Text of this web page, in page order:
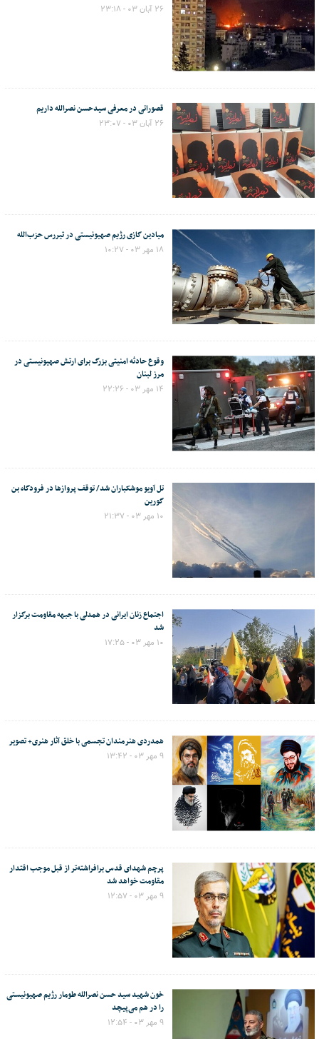
۲۶ آبان ۰۳ - ۲۳:۱۸
قصوراتی در معرفی سیدحسن نصرالله داریم
۲۶ آبان ۰۳ - ۲۳:۰۷
میادین گازی رژیم صهیونیستی در تیررس حزب‌الله
۱۸ مهر ۰۳ - ۱۰:۲۷
وقوع حادثه امنیتی بزرگ برای ارتش صهیونیستی در
مرز لبنان
۱۴ مهر ۰۳ - ۲۲:۲۶
تل آویو موشکباران شد/ توقف پروازها در فرودگاه بن
گورین
۱۰ مهر ۰۳ - ۲۱:۳۷
اجتماع زنان ایرانی در همدلی با جبهه مقاومت برگزار
شد
۱۰ مهر ۰۳ - ۱۷:۲۵
همدردی هنرمندان تجسمی با خلق آثار هنری+ تصویر
۹ مهر ۰۳ - ۱۳:۴۲
پرچم شهدای قدس برافراشته‌تر از قبل موجب اقتدار
مقاومت خواهد شد
۹ مهر ۰۳ - ۱۲:۵۷
خون شهید سید حسن نصرالله طومار رژیم صهیونیستی
را در هم می‌پیچد
۹ مهر ۰۳ - ۱۲:۵۴